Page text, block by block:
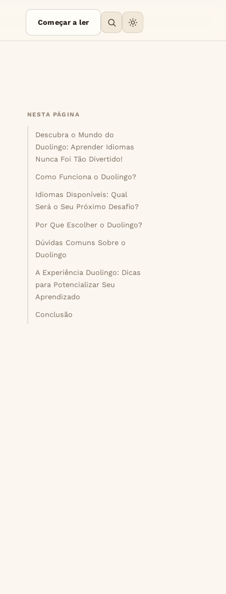
Começar a ler
NESTA PÁGINA
Descubra o Mundo do
Duolingo: Aprender Idiomas
Nunca Foi Tão Divertido!
Como Funciona o Duolingo?
Idiomas Disponíveis: Qual
Será o Seu Próximo Desafio?
Por Que Escolher o Duolingo?
Dúvidas Comuns Sobre o
Duolingo
A Experiência Duolingo: Dicas
para Potencializar Seu
Aprendizado
Conclusão